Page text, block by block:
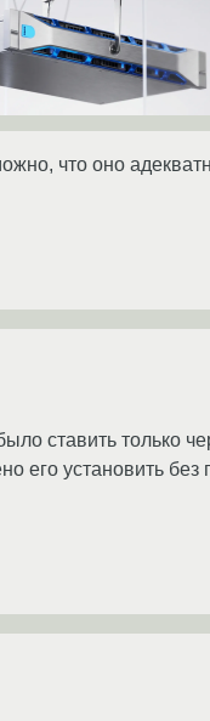
что оно
ставить только
его установить без